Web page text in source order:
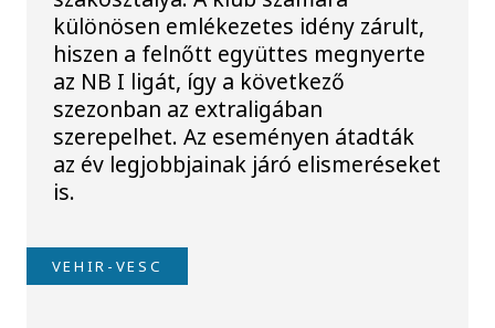
különösen emlékezetes idény zárult,
hiszen a felnőtt együttes megnyerte
az NB I ligát, így a következő
szezonban az extraligában
szerepelhet. Az eseményen átadták
az év legjobbjainak járó elismeréseket
is.
VEHIR-VESC